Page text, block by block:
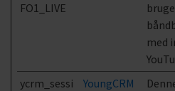
FO1_LIVE
med
ycrm_sessi
YoungCRM